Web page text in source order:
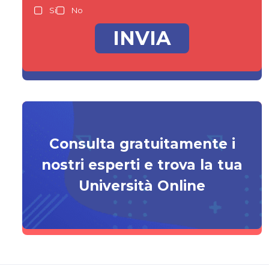
Si
No
Consulta gratuitamente i
nostri esperti e trova la tua
Università Online